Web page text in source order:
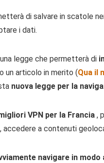
di salvare in scatole
i dati.
legge che permetterà di
un articolo in merito (Qua il
nuova legge per la
VPN per la Francia ,
a contenuti
navigare in modo